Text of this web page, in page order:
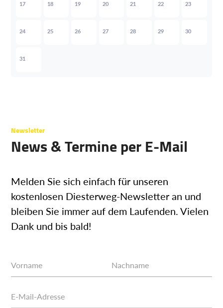
17 18 19 20 21 22 23
24 25 26 27 28 29 30
31
News & Termine per E-Mail
Newsletter
Melden Sie sich einfach für unseren
kostenlosen Diesterweg-Newsletter an und
bleiben Sie immer auf dem Laufenden. Vielen
Dank und bis bald!
Vorname Nachname
E-Mail-Adresse